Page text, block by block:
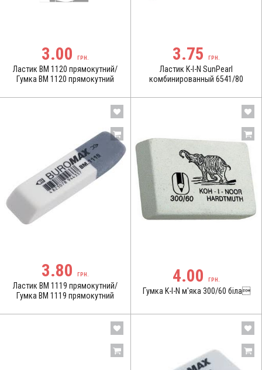
3.00 ГРН.
Ластик BM 1120 прямокутний/
Гумка BM 1120 прямокутний
3.75 ГРН.
Ластик K-I-N SunPearl
комбинированный 6541/80
3.80 ГРН.
Ластик BM 1119 прямокутний/
Гумка BM 1119 прямокутний
4.00 ГРН.
Гумка K-I-N м'яка 300/60 біла